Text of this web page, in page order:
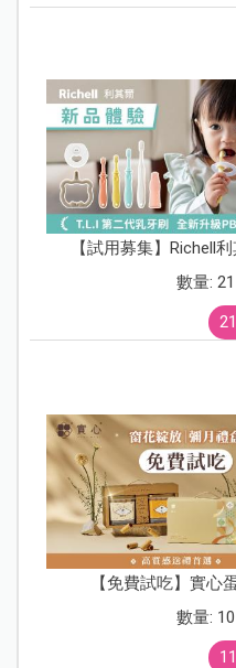
【試用募集】Richell
數量:
【免費試吃】實心
數量: